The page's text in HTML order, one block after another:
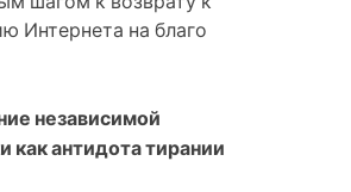
Интернета на благо
независимой
как антидота тирании